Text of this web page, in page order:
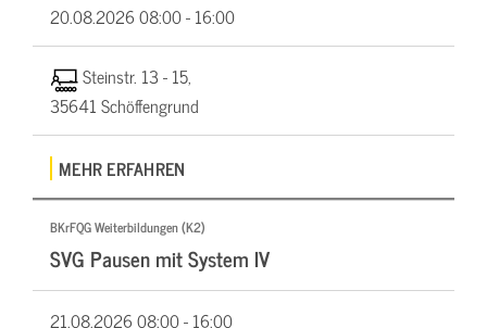
20.08.202608:00 - 16:00
Steinstr. 13 - 15,
35641 Schöffengrund
MEHR ERFAHREN
BKrFQG Weiterbildungen (K2)
SVG Pausen mit System IV
21.08.202608:00 - 16:00